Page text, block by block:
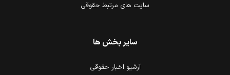
سایت های مرتبط حقوقی
سایر بخش ها
آرشیو اخبار حقوقی